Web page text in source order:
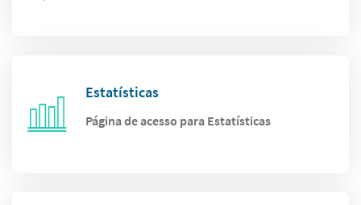
Estatísticas
Página de acesso para Estatísticas